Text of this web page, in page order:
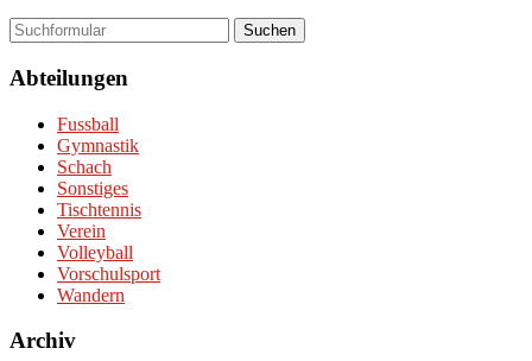
Suchen
Abteilungen
Fussball
Gymnastik
Schach
Sonstiges
Tischtennis
Verein
Volleyball
Vorschulsport
Wandern
Archiv